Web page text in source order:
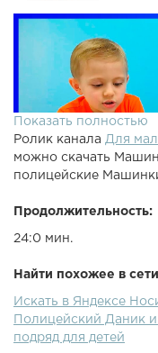
вместе с папой.
играть в
наборами на
время, детям очень
Показать полностью
Ролик канала Для
можно скачать
полицейские
Продолжительность:
24:0 мин.
Найти похожее в
Искать в Яндексе
Полицейский Даник
подряд для детей